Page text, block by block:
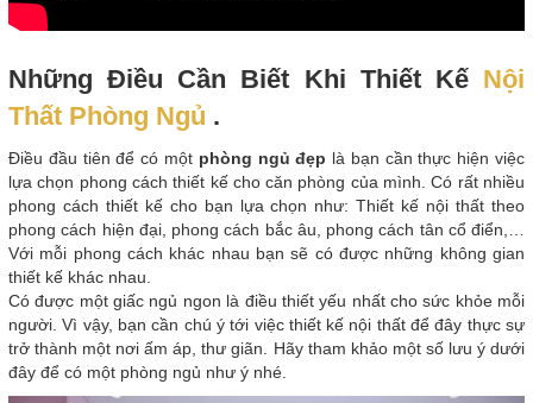
Những Điều Cần Biết Khi Thiết Kế Nội
Thất Phòng Ngủ .
Điều đầu tiên để có một phòng ngủ đẹp là bạn cần thực hiện việc
lựa chọn phong cách thiết kế cho căn phòng của mình. Có rất nhiều
phong cách thiết kế cho bạn lựa chọn như: Thiết kế nội thất theo
phong cách hiện đại, phong cách bắc âu, phong cách tân cổ điển,…
Với mỗi phong cách khác nhau bạn sẽ có được những không gian
thiết kế khác nhau.
Có được một giấc ngủ ngon là điều thiết yếu nhất cho sức khỏe mỗi
người. Vì vậy, bạn cần chú ý tới việc thiết kế nội thất để đây thực sự
trở thành một nơi ấm áp, thư giãn. Hãy tham khảo một số lưu ý dưới
đây để có một phòng ngủ như ý nhé.